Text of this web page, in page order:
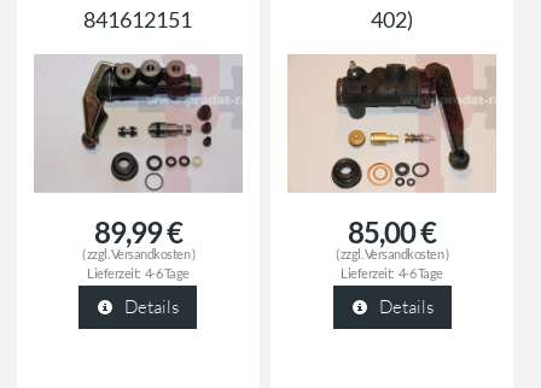
841612151
89,99 €
( zzgl. Versandkosten)
Lieferzeit: 4-6 Tage
Details
402)
85,00 €
( zzgl. Versandkosten)
Lieferzeit: 4-6 Tage
Details